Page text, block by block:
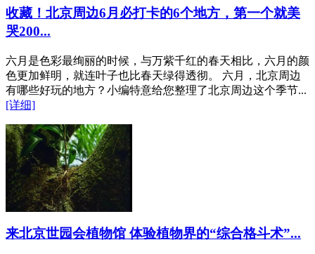
收藏！北京周边6月必打卡的6个地方，第一个就美
哭200...
六月是色彩最绚丽的时候，与万紫千红的春天相比，六月的颜
色更加鲜明，就连叶子也比春天绿得透彻。 六月，北京周边
有哪些好玩的地方？小编特意给您整理了北京周边这个季节...
[详细]
来北京世园会植物馆 体验植物界的“综合格斗术”...